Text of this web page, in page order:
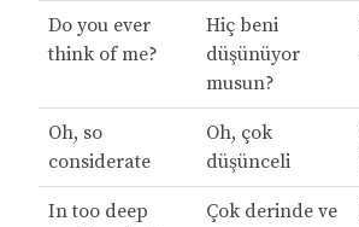
Do you ever
think of me?
Hiç beni
düşünüyor
musun?
Oh, so
considerate
Oh, çok
düşünceli
In too deep
Çok derinde ve